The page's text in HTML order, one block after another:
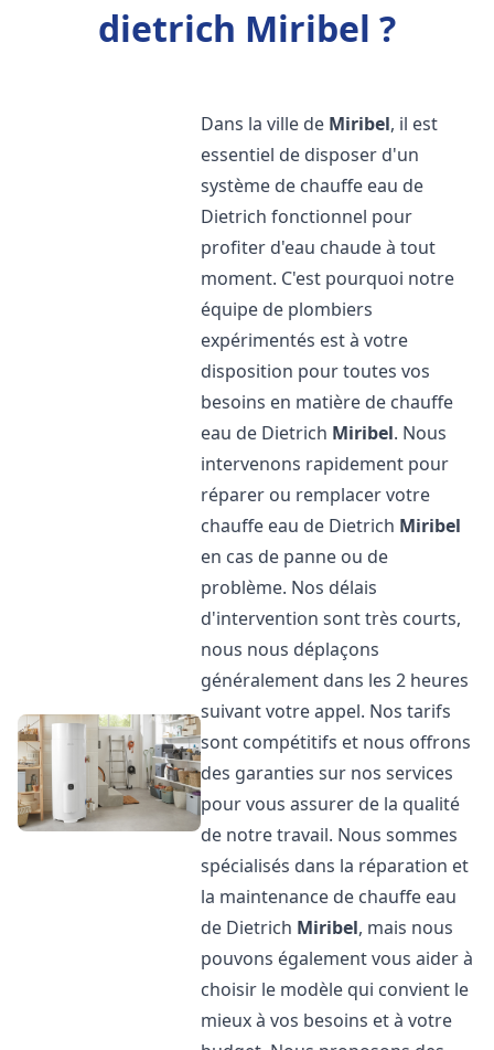
dietrich Miribel ?
Dans la ville de Miribel, il est
essentiel de disposer d'un
système de chauffe eau de
Dietrich fonctionnel pour
profiter d'eau chaude à tout
moment. C'est pourquoi notre
équipe de plombiers
expérimentés est à votre
disposition pour toutes vos
besoins en matière de chauffe
eau de Dietrich Miribel. Nous
intervenons rapidement pour
réparer ou remplacer votre
chauffe eau de Dietrich Miribel
en cas de panne ou de
problème. Nos délais
d'intervention sont très courts,
nous nous déplaçons
généralement dans les 2 heures
suivant votre appel. Nos tarifs
sont compétitifs et nous offrons
des garanties sur nos services
pour vous assurer de la qualité
de notre travail. Nous sommes
spécialisés dans la réparation et
la maintenance de chauffe eau
de Dietrich Miribel, mais nous
pouvons également vous aider à
choisir le modèle qui convient le
mieux à vos besoins et à votre